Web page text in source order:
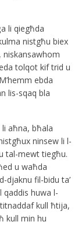
li qiegħda
nistgħu biex
niskansawhom
tolqot kif trid u
ebda
lis-sqaq bla
aħna, bħala
ninsew li l-
tal-mewt tiegħu.
u waħda
djaknu fil-bidu ta’
qaddis huwa l-
kull ħtija,
kull min hu